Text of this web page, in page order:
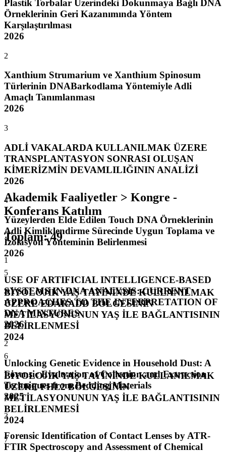
Plastik Torbalar Üzerindeki Dokunmaya Bağlı DNA
Örneklerinin Geri Kazanımında Yöntem
Karşılaştırılması
2026
2
Xanthium Strumarium ve Xanthium Spinosum
Türlerinin DNABarkodlama Yöntemiyle Adli
Amaçlı Tanımlanması
2026
3
ADLİ VAKALARDA KULLANILMAK ÜZERE
TRANSPLANTASYON SONRASI OLUŞAN
KİMERİZMİN DEVAMLILIĞININ ANALİZİ
2026
4
Yüzeylerden Elde Edilen Touch DNA Örneklerinin
Adli Kimliklendirme Sürecinde Uygun Toplama ve
İzolasyon Yönteminin Belirlenmesi
2026
5
BİYOLOJİK YAŞ TAYİNİNDE KULLANILMAK
ÜZERE EDARADD BÖLGESİNİN
METİLASYONUNUN YAŞ İLE BAĞLANTISININ
BELİRLENMESİ
2024
6
BİYOLOJİK YAŞ TAYİNİNDE KULLANILMAK
ÜZERE FHL2 BÖLGESİNİN
METİLASYONUNUN YAŞ İLE BAĞLANTISININ
BELİRLENMESİ
2024
7
Akademik Faaliyetler > Kongre -
Konferans Katılım
Toplam:49
1
USE OF ARTIFICIAL INTELLIGENCE-BASED
SYSTEMS IN DNA ANALYSIS: CURRENT
APPROACHES TO THE INTERPRETATION OF
DNA MIXTURES
2026
2
Unlocking Genetic Evidence in Household Dust: A
Forensic Evaluation of Collection and Extraction
Techniques from Bedding Materials
2025
3
Forensic Identification of Contact Lenses by ATR-
FTIR Spectroscopy and Assessment of Chemical